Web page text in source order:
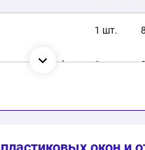
1 шт.
монтаж шкафа 1 шт.